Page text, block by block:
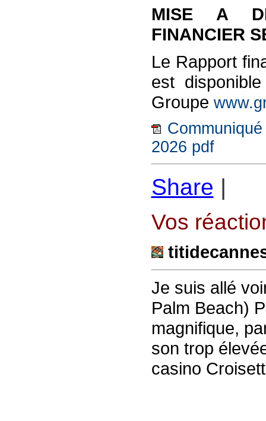
MISE A
FINANCIER
Le Rapport
est
Groupe
2026 pdf
Share |
Vos
Je suis allé
Palm Beach)
magnifique,
son trop
casino